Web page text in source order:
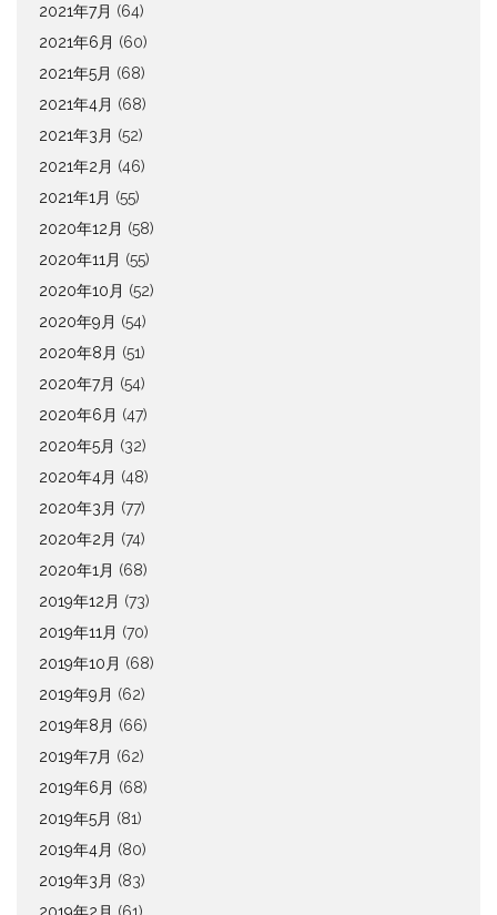
2021年7月 (64)
2021年6月 (60)
2021年5月 (68)
2021年4月 (68)
2021年3月 (52)
2021年2月 (46)
2021年1月 (55)
2020年12月 (58)
2020年11月 (55)
2020年10月 (52)
2020年9月 (54)
2020年8月 (51)
2020年7月 (54)
2020年6月 (47)
2020年5月 (32)
2020年4月 (48)
2020年3月 (77)
2020年2月 (74)
2020年1月 (68)
2019年12月 (73)
2019年11月 (70)
2019年10月 (68)
2019年9月 (62)
2019年8月 (66)
2019年7月 (62)
2019年6月 (68)
2019年5月 (81)
2019年4月 (80)
2019年3月 (83)
2019年2月 (61)